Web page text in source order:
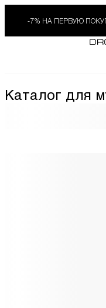
-7% НА ПЕРВУЮ
Каталог для